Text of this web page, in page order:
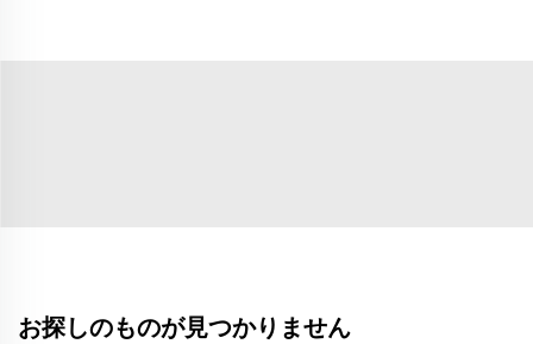
お探しのものが見つかりません